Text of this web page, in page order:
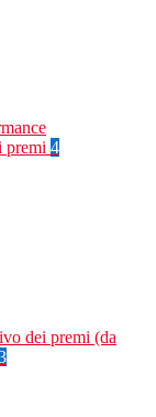
premi 4
dei premi (da